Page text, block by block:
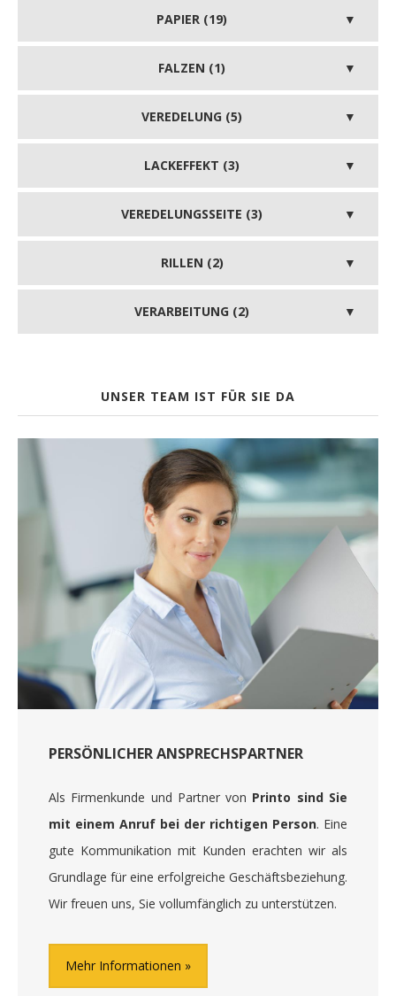
PAPIER (19)
FALZEN (1)
VEREDELUNG (5)
LACKEFFEKT (3)
VEREDELUNGSSEITE (3)
RILLEN (2)
VERARBEITUNG (2)
UNSER TEAM IST FÜR SIE DA
PERSÖNLICHER ANSPRECHSPARTNER
Als Firmenkunde und Partner von Printo sind Sie
mit einem Anruf bei der richtigen Person. Eine
gute Kommunikation mit Kunden erachten wir als
Grundlage für eine erfolgreiche Geschäftsbeziehung.
Wir freuen uns, Sie vollumfänglich zu unterstützen.
Mehr Informationen